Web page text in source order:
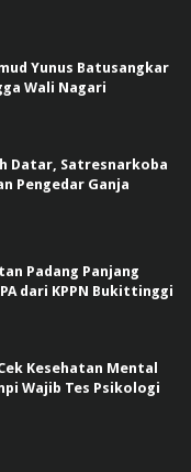
Yunus Batusangkar
Wali Nagari
Datar, Satresnarkoba
Pengedar Ganja
Padang Panjang
dari KPPN Bukittinggi
Kesehatan Mental
Wajib Tes Psikologi